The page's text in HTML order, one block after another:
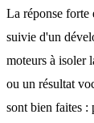
La réponse
suivie d'un
moteurs à isoler
ou un résultat
sont bien faites :